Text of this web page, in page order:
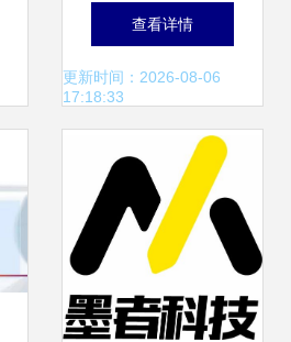
——泉州装备协会
赴厦门开展数字化
转型标杆商学活动
查看详情
更新时间：2026-08-06
17:18:33